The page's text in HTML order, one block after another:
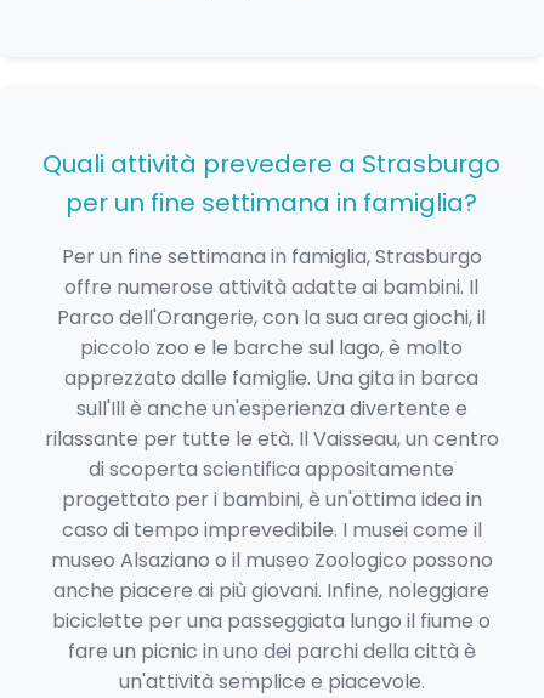
Quali attività prevedere a Strasburgo
per un fine settimana in famiglia?
Per un fine settimana in famiglia, Strasburgo
offre numerose attività adatte ai bambini. Il
Parco dell'Orangerie, con la sua area giochi, il
piccolo zoo e le barche sul lago, è molto
apprezzato dalle famiglie. Una gita in barca
sull'Ill è anche un'esperienza divertente e
rilassante per tutte le età. Il Vaisseau, un centro
di scoperta scientifica appositamente
progettato per i bambini, è un'ottima idea in
caso di tempo imprevedibile. I musei come il
museo Alsaziano o il museo Zoologico possono
anche piacere ai più giovani. Infine, noleggiare
biciclette per una passeggiata lungo il fiume o
fare un picnic in uno dei parchi della città è
un'attività semplice e piacevole.